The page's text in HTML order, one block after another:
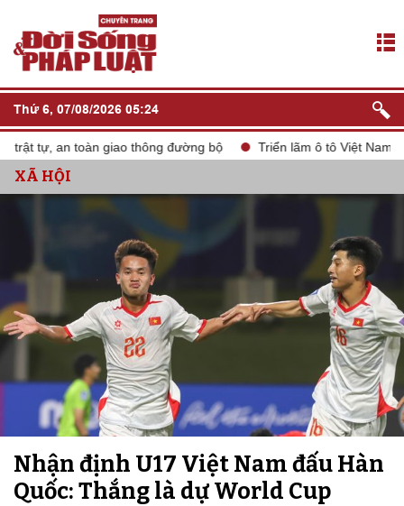
Thứ 6, 07/08/2026 05:24
tự, an toàn giao thông đường bộ Triển lãm ô tô Việt Nam VMS
XÃ HỘI
Nhận định U17 Việt Nam đấu Hàn
Quốc: Thắng là dự World Cup